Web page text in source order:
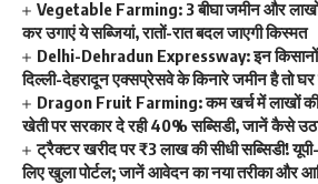
Vegetable Farming: 3 बीघा जमीन और लाखों
कर उगाएं ये सब्जियां, रातों-रात बदल जाएगी किस्मत
Delhi-Dehradun Expressway: इन
दिल्ली-देहरादून एक्सप्रेसवे के किनारे जमीन है तो घर
Dragon Fruit Farming: कम खर्च में लाखों
खेती पर सरकार दे रही 40% सब्सिडी, जानें कैसे
ट्रैक्टर खरीद पर ₹3 लाख की सीधी सब्सिडी!
लिए खुला पोर्टल; जानें आवेदन का नया तरीका और